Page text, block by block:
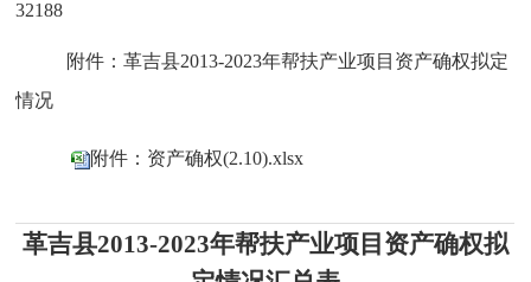
32188
附件：革吉县2013-2023年帮扶产业项目资产确权拟定
情况
附件：资产确权(2.10).xlsx
革吉县2013-2023年帮扶产业项目资产确权拟